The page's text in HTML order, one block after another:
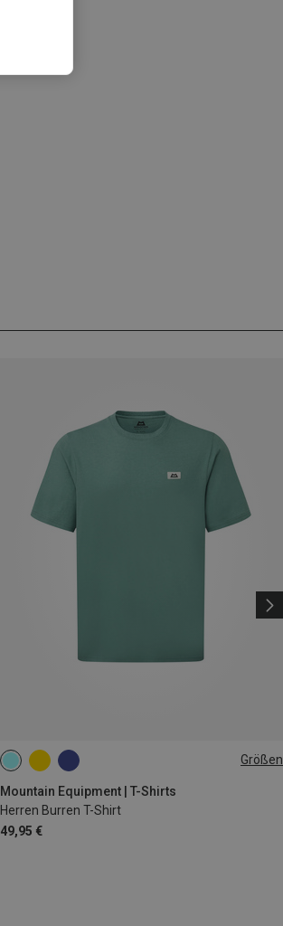
Größen
Mountain Equipment | T-Shirts
Herren Burren T-Shirt
49,95 €
M L XL